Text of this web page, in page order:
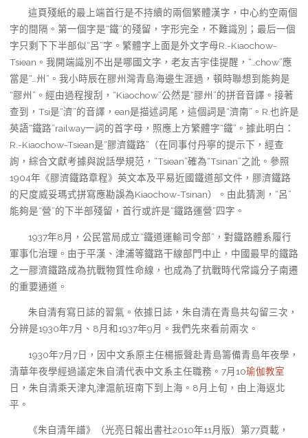
這頁殘紙的最上端首行是不持續的兩個繁體漢字，中心約空兩個
字的間隔。第一個字是“鐵”的殘留，字形完全，不難識別；最后一個
字只剩下下半部似“呂”字。繁體字上面是外文字母R.-Kiaochow-
Tsiean。我開端識別不出是哪國文字，老友吉宇佳提醒，“…chow”應
當是“…州”。我小時辰在膠州灣青島海邊生涯過，頓時聯想到能夠是
“膠州”。經由過程搜刮，“Kiaochow”公然是“膠州”的拼音音譯。接著
查到，Tsi是“濟”的音譯，ean是描述詞尾，這個詞是“濟南”。R.也許是
英語“鐵路”railway一詞的首字母，照應上方繁體字“鐵”。據此明白：
R.-Kiaochow-Tsiean是“膠濟鐵路”（在同事付丹寧的提示下，經查
詢，綜合文獻考據與說話學規范，“Tsiean”確為“Tsinan”之訛。參照
1904年《膠濟鐵路章程》英文本及平易近國鐵道部文件，膠濟鐵路
的尺度威妥瑪式拼寫應勘誤為Kiaochow-Tsinan）。由此猜測，“呂”
能夠是“營”的下半部殘留，首行或許是“鐵路運營”四字。
1937年8月，公民當局成立“鐵道運輸司令部”，對鐵路體系履行
軍事化治理。由于平漢、津浦等鐵路干線部門中止，中國最早的鐵路
之一膠濟鐵路成為抗戰物質性命線，也成為了抗戰時代常識分子南遷
的重要通道。
朱自清有寫日誌的習氣。依據日誌，朱自清在青島共勾留三次，
分辨是1930年7月、8月和1937年9月。我們先來看前兩次。
1930年7月7日，因中文系原主任楊振聲赴青島籌備青島年夜學，
清華年夜學經過議定朱自清代表中文系主任職務。7月10瑜伽教室
日，朱自清乘天津丸津滬航班南下到上海。8月上旬，由上海返北
平。
《朱自清年譜》（光亮日報出書社2010年11月版）第77頁載，